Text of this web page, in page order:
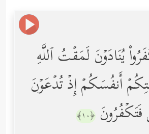
یُنَادَوۡنَ لَمَقۡتُ ٱللَّهِ
أَنفُسَكُمۡ إِذۡ تُدۡعَوۡنَ
فَتَكۡفُرُونَ ﴿١٠﴾